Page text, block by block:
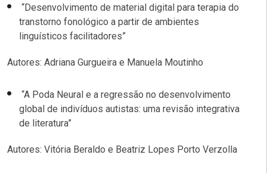
“Desenvolvimento de material digital para terapia do
transtorno fonológico a partir de ambientes
linguísticos facilitadores”
Autores: Adriana Gurgueira e Manuela Moutinho
“A Poda Neural e a regressão no desenvolvimento
global de indivíduos autistas: uma revisão integrativa
de literatura”
Autores: Vitória Beraldo e Beatriz Lopes Porto Verzolla